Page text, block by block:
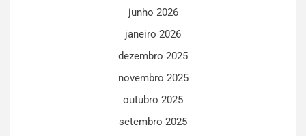
junho 2026
janeiro 2026
dezembro 2025
novembro 2025
outubro 2025
setembro 2025